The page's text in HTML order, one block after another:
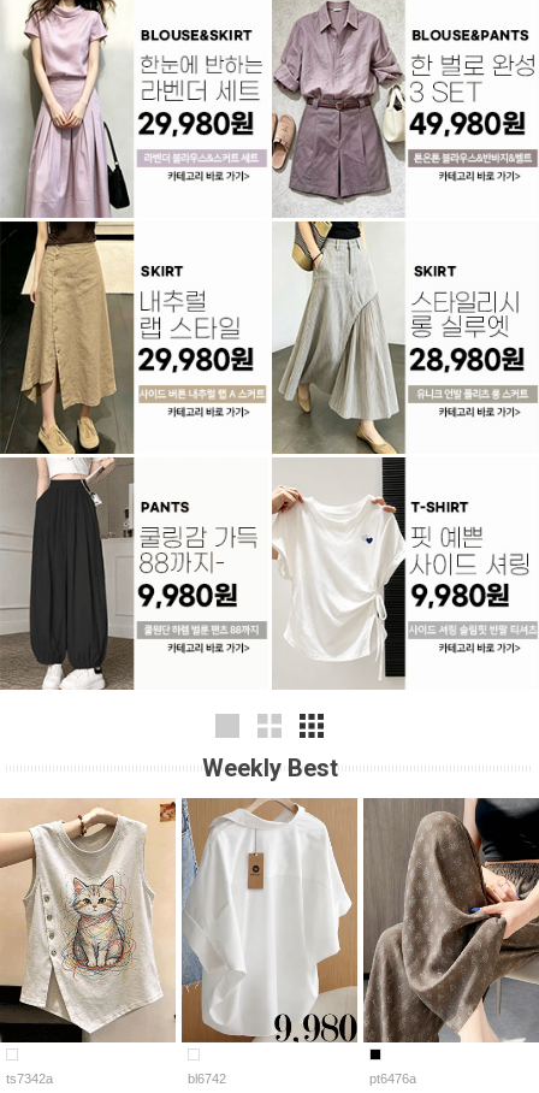
Weekly Best
ts7342a bl6742 pt6476a